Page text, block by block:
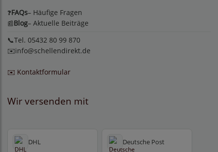
❓FAQs– Häufige Fragen
📰Blog– Aktuelle Beiträge
📞Tel. 05432 80 99 870
✉️info@schellendirekt.de
✉️ Kontaktformular
Wir versenden mit
DHL Deutsche Post